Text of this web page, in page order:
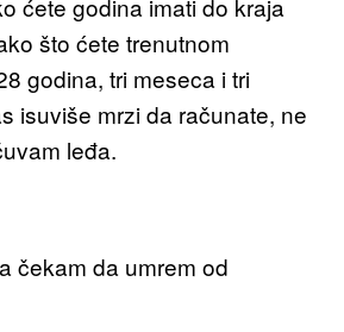
što ćete trenutnom
godina, tri meseca i tri
isuviše mrzi da računate, ne
leđa.
čekam da umrem od